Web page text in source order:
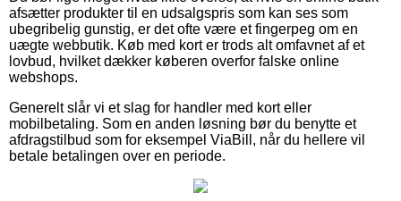
afsætter produkter til en udsalgspris som kan ses som
ubegribelig gunstig, er det ofte være et fingerpeg om en
uægte webbutik. Køb med kort er trods alt omfavnet af et
lovbud, hvilket dækker køberen overfor falske online
webshops.
Generelt slår vi et slag for handler med kort eller
mobilbetaling. Som en anden løsning bør du benytte et
afdragstilbud som for eksempel ViaBill, når du hellere vil
betale betalingen over en periode.